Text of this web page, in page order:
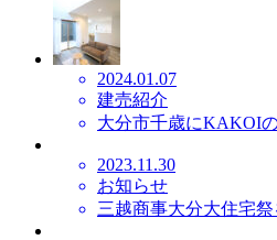
2024.01.07
建売紹介
大分市千歳にKAKOI
2023.11.30
お知らせ
三越商事大分大住宅祭